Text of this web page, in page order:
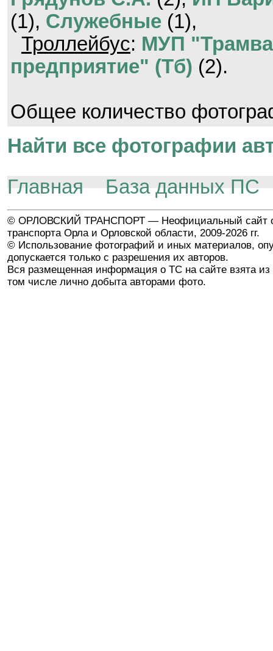
(1), Служебные (1),
Троллейбус: МУП
предприятие" (Тб) (2).
Общее количество
Найти все фотографии
Главная
База данных ПС
© ОРЛОВСКИЙ ТРАНСПОРТ — Неофициальный сайт
транспорта Орла и Орловской области, 2009-2026 гг.
© Использование фотографий и иных материалов,
допускается только с разрешения их авторов.
Вся размещенная информация о ТС на сайте взята из
том числе лично добыта авторами фото.